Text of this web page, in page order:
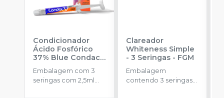
Condicionador
Ácido Fosfórico
37% Blue Condac-
FGM
Embalagem com 3
seringas com 2,5ml
Clareador
Whiteness Simple
- 3 Seringas- FGM
Embalagem
contendo 3 seringas